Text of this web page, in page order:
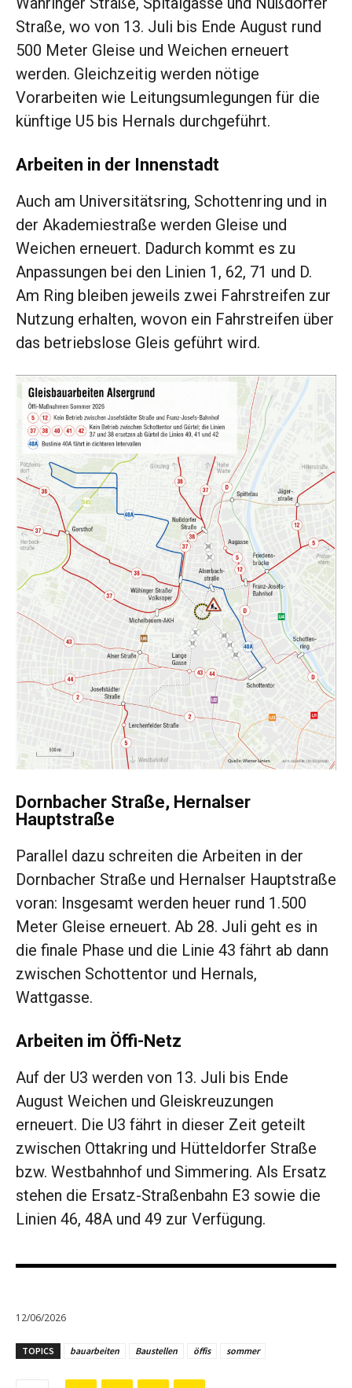
Straße, wo von 13. Juli bis Ende August rund
500 Meter Gleise und Weichen erneuert
werden. Gleichzeitig werden nötige
Vorarbeiten wie Leitungsumlegungen für die
künftige U5 bis Hernals durchgeführt.
Arbeiten in der Innenstadt
Auch am Universitätsring, Schottenring und in
der Akademiestraße werden Gleise und
Weichen erneuert. Dadurch kommt es zu
Anpassungen bei den Linien 1, 62, 71 und D.
Am Ring bleiben jeweils zwei Fahrstreifen zur
Nutzung erhalten, wovon ein Fahrstreifen über
das betriebslose Gleis geführt wird.
Dornbacher Straße, Hernalser
Hauptstraße
Parallel dazu schreiten die Arbeiten in der
Dornbacher Straße und Hernalser Hauptstraße
voran: Insgesamt werden heuer rund 1.500
Meter Gleise erneuert. Ab 28. Juli geht es in
die finale Phase und die Linie 43 fährt ab dann
zwischen Schottentor und Hernals,
Wattgasse.
Arbeiten im Öffi-Netz
Auf der U3 werden von 13. Juli bis Ende
August Weichen und Gleiskreuzungen
erneuert. Die U3 fährt in dieser Zeit geteilt
zwischen Ottakring und Hütteldorfer Straße
bzw. Westbahnhof und Simmering. Als Ersatz
stehen die Ersatz-Straßenbahn E3 sowie die
Linien 46, 48A und 49 zur Verfügung.
12/06/2026
TOPICS bauarbeiten Baustellen öffis sommer